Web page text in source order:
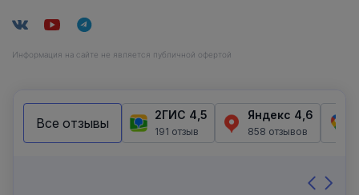
Информация на сайте не является публичной офертой